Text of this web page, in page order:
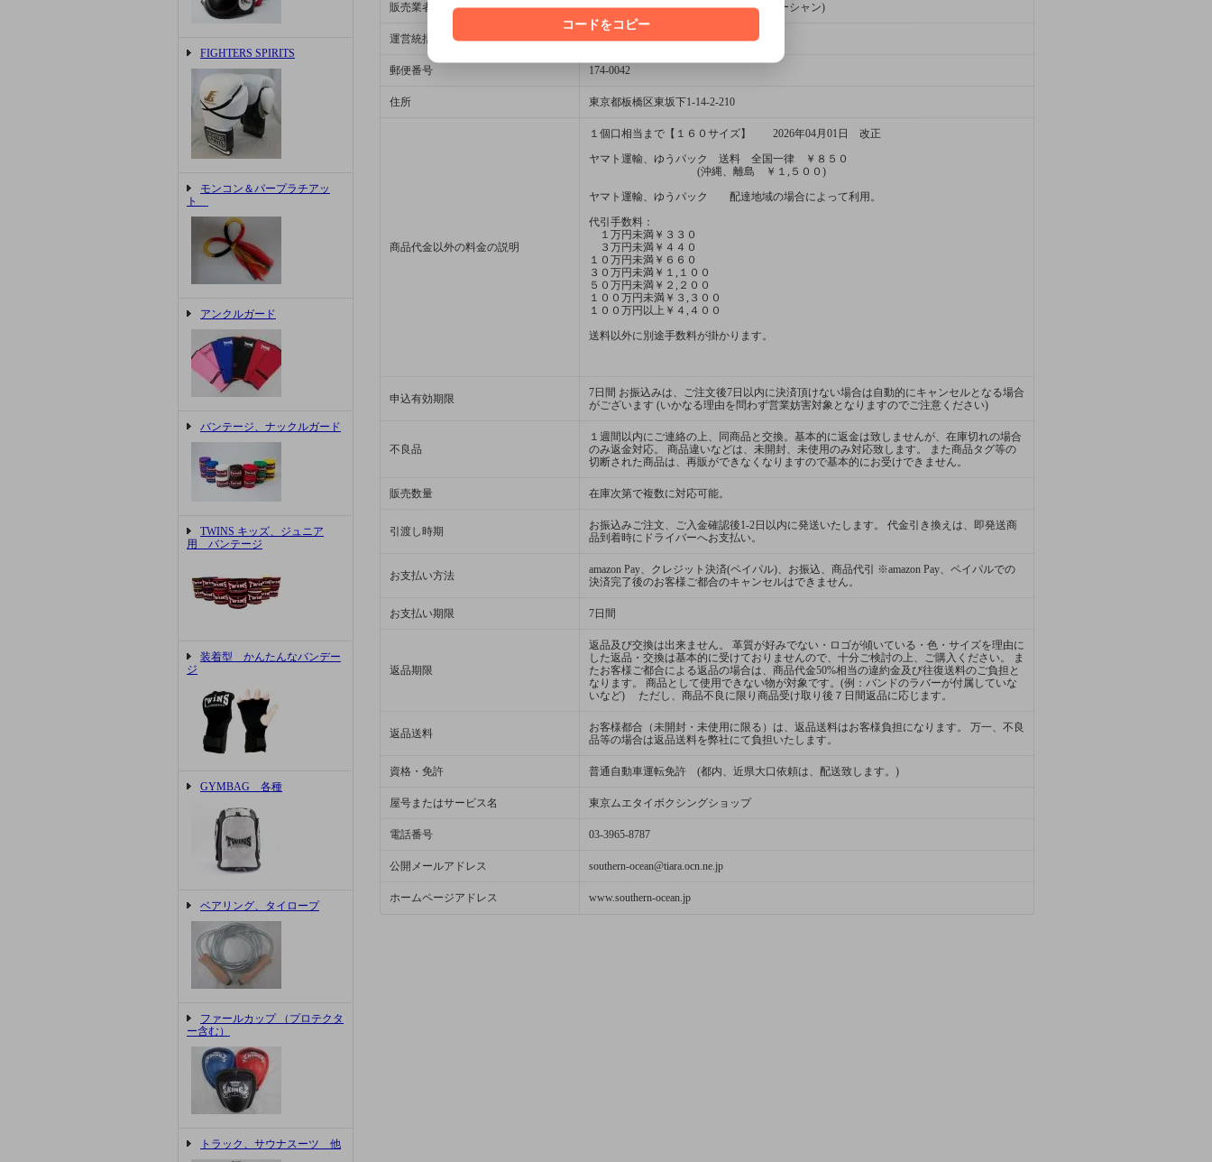
FIGHTERS SPIRITS
モンコン＆パープラチアッ
ト
アンクルガード
バンテージ、ナックルガード
TWINS キッズ、ジュニア
用 バンテージ
装着型 かんたんなバンデー
ジ
GYMBAG 各種
ベアリング、タイロープ
ファールカップ （プロテクタ
ー含む）
トラック、サウナスーツ 他
販売業者 有限会社SOUTHERN OCEAN(サザンオーシャン)
運営統括責任者名 竹之内 ナパポーン
郵便番号 174-0042
住所 東京都板橋区東坂下1-14-2-210
商品代金以外の料金の説明
１個口相当まで【１６０サイズ】 2026年04月01日 改正
ヤマト運輸、ゆうパック 送料 全国一律 ￥８５０
(沖縄、離島 ￥１,５００)
ヤマト運輸、ゆうパック 配達地域の場合によって利用。
代引手数料：
１万円未満￥３３０
３万円未満￥４４０
１０万円未満￥６６０
３０万円未満￥１,１００
５０万円未満￥２,２００
１００万円未満￥３,３００
１００万円以上￥４,４００
送料以外に別途手数料が掛かります。
申込有効期限
7日間 お振込みは、ご注文後7日以内に決済頂けない場合は自動的にキャンセルとなる場合
がございます (いかなる理由を問わず営業妨害対象となりますのでご注意ください)
不良品
１週間以内にご連絡の上、同商品と交換。基本的に返金は致しませんが、在庫切れの場合
のみ返金対応。 商品違いなどは、未開封、未使用のみ対応致します。 また商品タグ等の
切断された商品は、再販ができなくなりますので基本的にお受けできません。
販売数量 在庫次第で複数に対応可能。
引渡し時期
お振込みご注文、ご入金確認後1-2日以内に発送いたします。 代金引き換えは、即発送商
品到着時にドライバーへお支払い。
お支払い方法
amazon Pay、クレジット決済(ペイパル)、お振込、商品代引 ※amazon Pay、ペイパルでの
決済完了後のお客様ご都合のキャンセルはできません。
お支払い期限 7日間
返品期限
返品及び交換は出来ません。 革質が好みでない・ロゴが傾いている・色・サイズを理由に
した返品・交換は基本的に受けておりませんので、十分ご検討の上、ご購入ください。 ま
たお客様ご都合による返品の場合は、商品代金50%相当の違約金及び往復送料のご負担と
なります。 商品として使用できない物が対象です。(例：バンドのラバーが付属していな
いなど) ただし、商品不良に限り商品受け取り後７日間返品に応じます。
返品送料
お客様都合（未開封・未使用に限る）は、返品送料はお客様負担になります。 万一、不良
品等の場合は返品送料を弊社にて負担いたします。
資格・免許 普通自動車運転免許 (都内、近県大口依頼は、配送致します。)
屋号またはサービス名 東京ムエタイボクシングショップ
電話番号 03-3965-8787
公開メールアドレス southern-ocean@tiara.ocn.ne.jp
ホームページアドレス www.southern-ocean.jp
コードをコピー